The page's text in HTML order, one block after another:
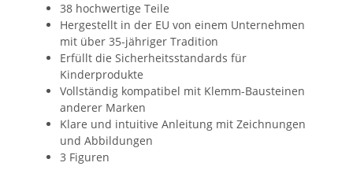
38 hochwertige Teile
Hergestellt in der EU von einem Unternehmen
mit über 35-jähriger Tradition
Erfüllt die Sicherheitsstandards für
Kinderprodukte
Vollständig kompatibel mit Klemm-Bausteinen
anderer Marken
Klare und intuitive Anleitung mit Zeichnungen
und Abbildungen
3 Figuren